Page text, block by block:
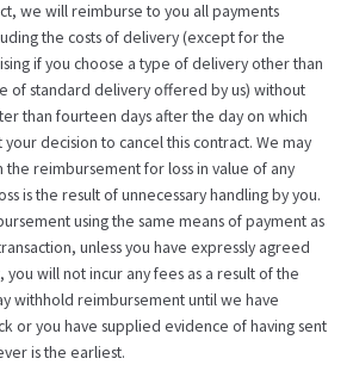
we will reimburse to you all payments
the costs of delivery (except for the
if you choose a type of delivery other than
of standard delivery offered by us) without
than fourteen days after the day on which
decision to cancel this contract. We may
reimbursement for loss in value of any
is the result of unnecessary handling by you.
using the same means of payment as
unless you have expressly agreed
will not incur any fees as a result of the
withhold reimbursement until we have
or you have supplied evidence of having sent
is the earliest.